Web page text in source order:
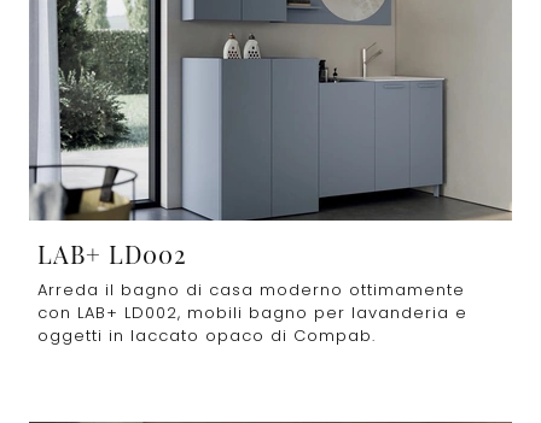
LAB+ LD002
Arreda il bagno di casa moderno ottimamente
con LAB+ LD002, mobili bagno per lavanderia e
oggetti in laccato opaco di Compab.